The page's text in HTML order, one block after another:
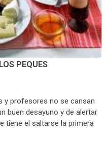
PEQUES
y profesores no se cansan
buen desayuno y de alertar
tiene el saltarse la primera